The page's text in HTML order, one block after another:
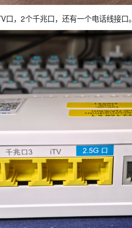
，2个千兆口，还有一个电话线接口。